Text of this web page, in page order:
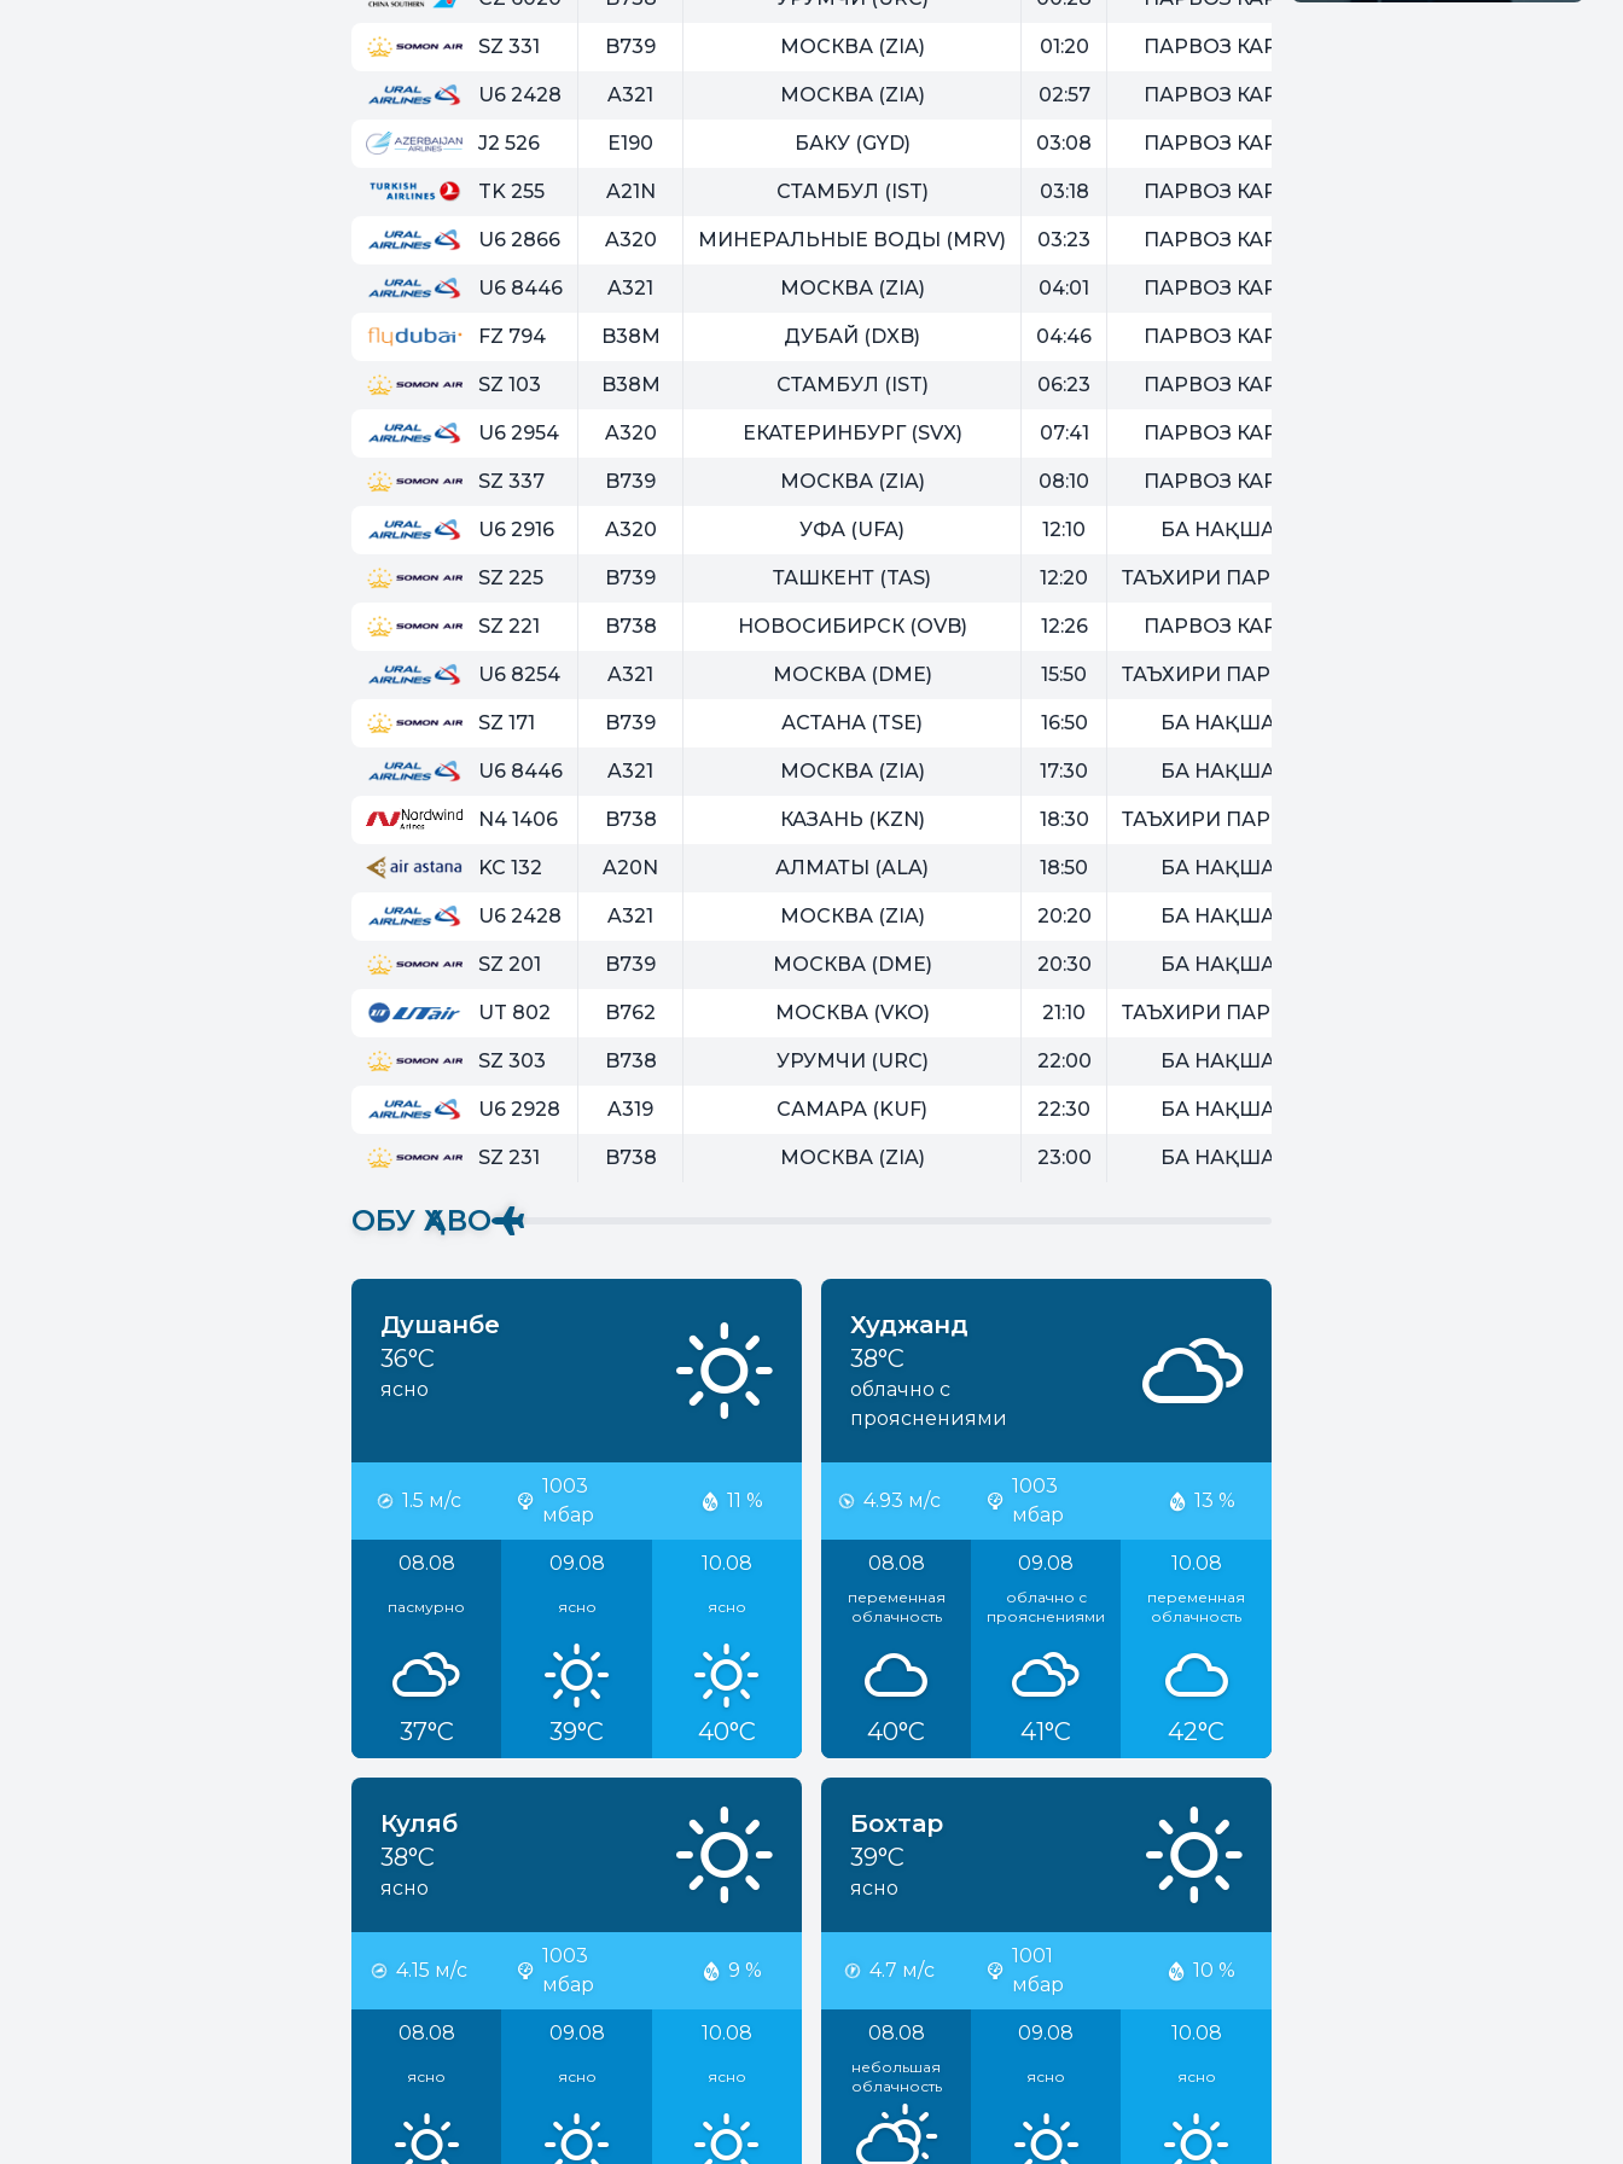
SZ 331 B739 МОСКВА (ZIA) 01:20 ПАРВОЗ КАРД
U6 2428 A321 МОСКВА (ZIA) 02:57 ПАРВОЗ КАРД
J2 526 E190 БАКУ (GYD) 03:08 ПАРВОЗ КАРД
TK 255 A21N СТАМБУЛ (IST) 03:18 ПАРВОЗ КАРД
U6 2866 A320 МИНЕРАЛЬНЫЕ ВОДЫ (MRV) 03:23 ПАРВОЗ КАРД
U6 8446 A321 МОСКВА (ZIA) 04:01 ПАРВОЗ КАРД
FZ 794 B38M ДУБАЙ (DXB) 04:46 ПАРВОЗ КАРД
SZ 103 B38M СТАМБУЛ (IST) 06:23 ПАРВОЗ КАРД
U6 2954 A320 ЕКАТЕРИНБУРГ (SVX) 07:41 ПАРВОЗ КАРД
SZ 337 B739 МОСКВА (ZIA) 08:10 ПАРВОЗ КАРД
U6 2916 A320 УФА (UFA) 12:10 БА НАҚША
SZ 225 B739 ТАШКЕНТ (TAS) 12:20 ТАЪХИРИ ПАРВОЗ
SZ 221 B738 НОВОСИБИРСК (OVB) 12:26 ПАРВОЗ КАРД
U6 8254 A321 МОСКВА (DME) 15:50 ТАЪХИРИ ПАРВОЗ
SZ 171 B739 АСТАНА (TSE) 16:50 БА НАҚША
U6 8446 A321 МОСКВА (ZIA) 17:30 БА НАҚША
N4 1406 B738 КАЗАНЬ (KZN) 18:30 ТАЪХИРИ ПАРВОЗ
KC 132 A20N АЛМАТЫ (ALA) 18:50 БА НАҚША
U6 2428 A321 МОСКВА (ZIA) 20:20 БА НАҚША
SZ 201 B739 МОСКВА (DME) 20:30 БА НАҚША
UT 802 B762 МОСКВА (VKO) 21:10 ТАЪХИРИ ПАРВОЗ
SZ 303 B738 УРУМЧИ (URC) 22:00 БА НАҚША
U6 2928 A319 САМАРА (KUF) 22:30 БА НАҚША
SZ 231 B738 МОСКВА (ZIA) 23:00 БА НАҚША
ОБУ ҲАВО
Душанбе
36°C
ясно
1.5 м/с
1003
мбар
11 %
08.08
пасмурно
37°C
09.08
ясно
39°C
10.08
ясно
40°C
Худжанд
38°C
облачно с
прояснениями
4.93 м/с
1003
мбар
13 %
08.08
переменная
облачность
40°C
09.08
облачно с
прояснениями
41°C
10.08
переменная
облачность
42°C
Куляб
38°C
ясно
4.15 м/с
1003
мбар
9 %
08.08
ясно
09.08
ясно
10.08
ясно
Бохтар
39°C
ясно
4.7 м/с
1001
мбар
10 %
08.08
небольшая
облачность
09.08
ясно
10.08
ясно